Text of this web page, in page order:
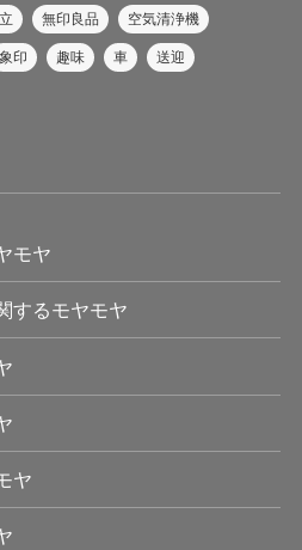
無印良品 空気清浄機
象印 趣味 車 送迎
モヤ
するモヤモヤ
ヤ